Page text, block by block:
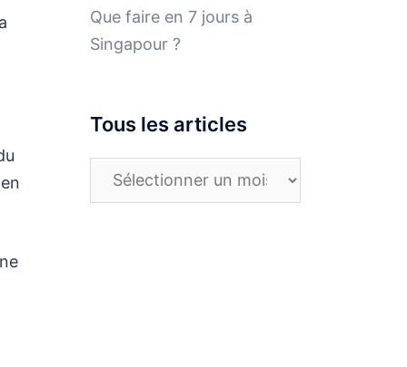
Que faire en 7 jours à
Singapour ?
Tous les articles
Tous